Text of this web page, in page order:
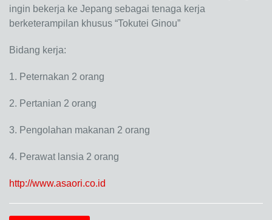
ingin bekerja ke Jepang sebagai tenaga kerja
berketerampilan khusus “Tokutei Ginou”
Bidang kerja:
1. Peternakan 2 orang
2. Pertanian 2 orang
3. Pengolahan makanan 2 orang
4. Perawat lansia 2 orang
http://www.asaori.co.id